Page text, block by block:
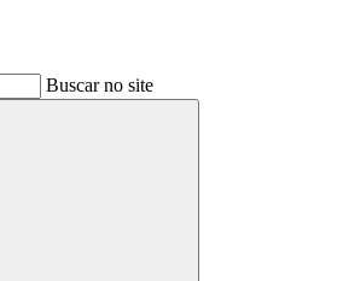
Buscar no site